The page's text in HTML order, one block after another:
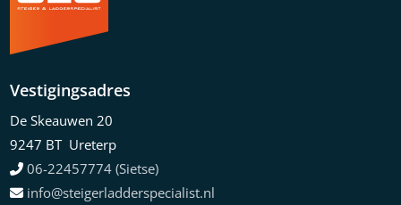
Vestigingsadres
De Skeauwen 20
9247 BT Ureterp
06-22457774 (Sietse)
info@steigerladderspecialist.nl